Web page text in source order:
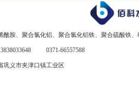
酰胺、聚合氯化铝、聚合氯化铝铁、聚合硫酸铁
0371-66557588
巩义市夹津口镇工业区